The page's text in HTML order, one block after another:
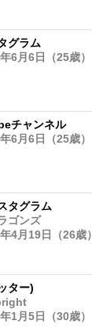
グラム
6月6日（25歳）
チャンネル
6月6日（25歳）
タグラム
ゴンズ
4月19日（26歳）
ター)
1月5日（30歳）